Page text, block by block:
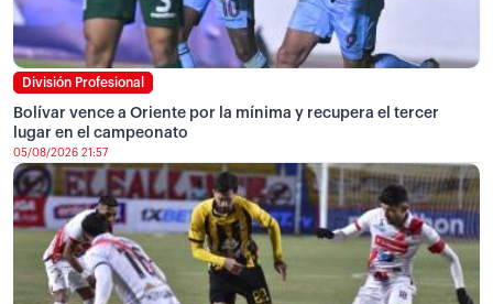
División Profesional
Bolívar vence a Oriente por la mínima y recupera el tercer
lugar en el campeonato
05/08/2026 21:57